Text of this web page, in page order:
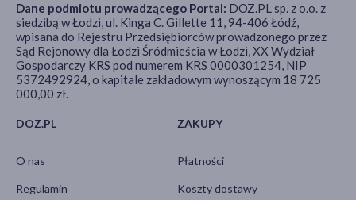
DOZ.PL
O nas
Regulamin
ZAKUPY
Płatności
Koszty dostawy
Dane podmiotu prowadzącego Portal: DOZ.PL sp. z o.o. z
siedzibą w Łodzi, ul. Kinga C. Gillette 11, 94-406 Łódź,
wpisana do Rejestru Przedsiębiorców prowadzonego przez
Sąd Rejonowy dla Łodzi Śródmieścia w Łodzi, XX Wydział
Gospodarczy KRS pod numerem KRS 0000301254, NIP
5372492924, o kapitale zakładowym wynoszącym 18 725
000,00 zł.